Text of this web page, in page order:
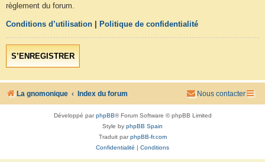
règlement du forum.
Conditions d’utilisation Politique de confidentialité
S’ENREGISTRER
La gnomonique Index du forum Nous contacter
Développé parphpBB® Forum Software © phpBB Limited
Style by phpBB Spain
Traduit parphpBB-fr.com
Confidentialité
Conditions